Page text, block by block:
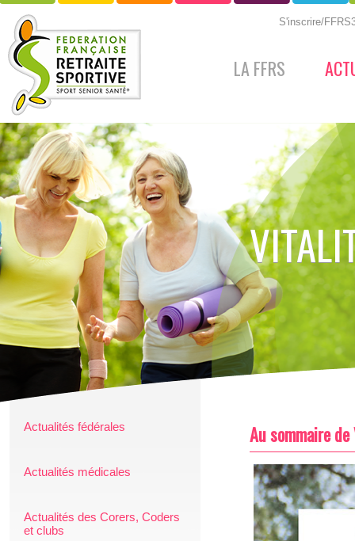
S'inscrire/
LA FFRS
Actualités fédérales
Actualités médicales
Actualités des Corers, Coders
et clubs
Au sommaire